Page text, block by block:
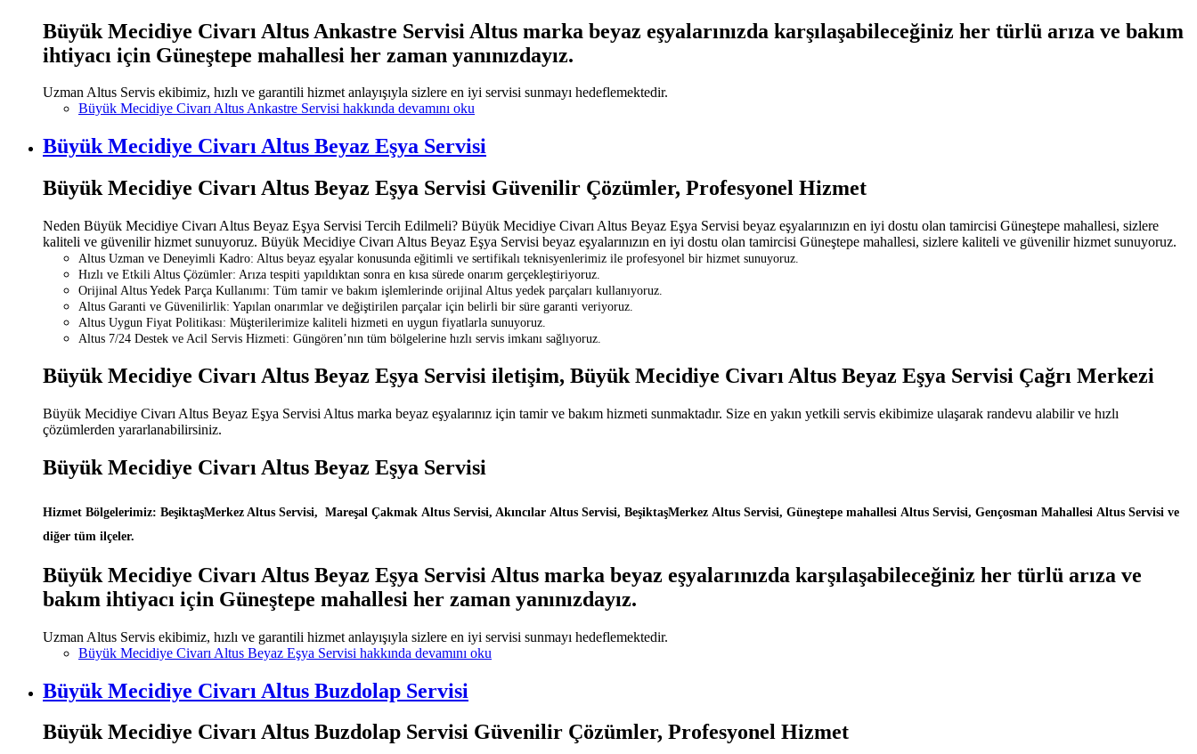
Büyük Mecidiye Civarı Altus Ankastre Servisi Altus marka beyaz eşyalarınızda karşılaşabileceğiniz her türlü arıza ve bakım
ihtiyacı için Güneştepe mahallesi her zaman yanınızdayız.
Uzman Altus Servis ekibimiz, hızlı ve garantili hizmet anlayışıyla sizlere en iyi servisi sunmayı hedeflemektedir.
Büyük Mecidiye Civarı Altus Ankastre Servisi hakkında devamını oku
Büyük Mecidiye Civarı Altus Beyaz Eşya Servisi
Büyük Mecidiye Civarı Altus Beyaz Eşya Servisi Güvenilir Çözümler, Profesyonel Hizmet
Neden Büyük Mecidiye Civarı Altus Beyaz Eşya Servisi Tercih Edilmeli? Büyük Mecidiye Civarı Altus Beyaz Eşya Servisi beyaz eşyalarınızın en iyi dostu olan tamircisi Güneştepe mahallesi, sizlere
kaliteli ve güvenilir hizmet sunuyoruz. Büyük Mecidiye Civarı Altus Beyaz Eşya Servisi beyaz eşyalarınızın en iyi dostu olan tamircisi Güneştepe mahallesi, sizlere kaliteli ve güvenilir hizmet sunuyoruz.
Altus Uzman ve Deneyimli Kadro: Altus beyaz eşyalar konusunda eğitimli ve sertifikalı teknisyenlerimiz ile profesyonel bir hizmet sunuyoruz.
Hızlı ve Etkili Altus Çözümler: Arıza tespiti yapıldıktan sonra en kısa sürede onarım gerçekleştiriyoruz.
Orijinal Altus Yedek Parça Kullanımı: Tüm tamir ve bakım işlemlerinde orijinal Altus yedek parçaları kullanıyoruz.
Altus Garanti ve Güvenilirlik: Yapılan onarımlar ve değiştirilen parçalar için belirli bir süre garanti veriyoruz.
Altus Uygun Fiyat Politikası: Müşterilerimize kaliteli hizmeti en uygun fiyatlarla sunuyoruz.
Altus 7/24 Destek ve Acil Servis Hizmeti: Güngören’nın tüm bölgelerine hızlı servis imkanı sağlıyoruz.
Büyük Mecidiye Civarı Altus Beyaz Eşya Servisi iletişim, Büyük Mecidiye Civarı Altus Beyaz Eşya Servisi Çağrı Merkezi
Büyük Mecidiye Civarı Altus Beyaz Eşya Servisi Altus marka beyaz eşyalarınız için tamir ve bakım hizmeti sunmaktadır. Size en yakın yetkili servis ekibimize ulaşarak randevu alabilir ve hızlı
çözümlerden yararlanabilirsiniz.
Büyük Mecidiye Civarı Altus Beyaz Eşya Servisi
Hizmet Bölgelerimiz: BeşiktaşMerkez Altus Servisi, Mareşal Çakmak Altus Servisi, Akıncılar Altus Servisi, BeşiktaşMerkez Altus Servisi, Güneştepe mahallesi Altus Servisi, Gençosman Mahallesi Altus Servisi ve
diğer tüm ilçeler.
Büyük Mecidiye Civarı Altus Beyaz Eşya Servisi Altus marka beyaz eşyalarınızda karşılaşabileceğiniz her türlü arıza ve
bakım ihtiyacı için Güneştepe mahallesi her zaman yanınızdayız.
Uzman Altus Servis ekibimiz, hızlı ve garantili hizmet anlayışıyla sizlere en iyi servisi sunmayı hedeflemektedir.
Büyük Mecidiye Civarı Altus Beyaz Eşya Servisi hakkında devamını oku
Büyük Mecidiye Civarı Altus Buzdolap Servisi
Büyük Mecidiye Civarı Altus Buzdolap Servisi Güvenilir Çözümler, Profesyonel Hizmet